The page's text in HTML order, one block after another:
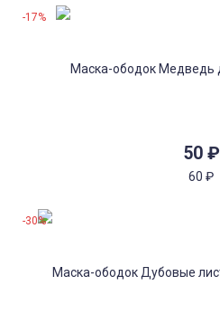
50 ₽
60 ₽
-17%
-30%